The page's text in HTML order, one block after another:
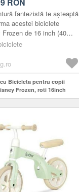
RON
fantezistă te așteaptă
acestei biciclete
Frozen de 16 inch (40
copii! Cadrul din oțel
Bicicleta pentru copii
Frozen, roti 16inch